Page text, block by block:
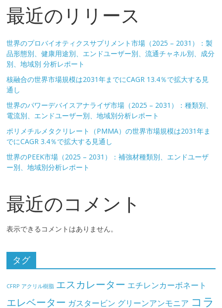
最近のリリース
世界のプロバイオティクスサプリメント市場（2025 – 2031）：製
品形態別、健康用途別、エンドユーザー別、流通チャネル別、成分
別、地域別 分析レポート
核融合の世界市場規模は2031年までにCAGR 13.4％で拡大する見
通し
世界のパワーデバイスアナライザ市場（2025 – 2031）：種類別、
電流別、エンドユーザー別、地域別分析レポート
ポリメチルメタクリレート（PMMA）の世界市場規模は2031年ま
でにCAGR 3.4％で拡大する見通し
世界のPEEK市場（2025 – 2031）：補強材種類別、エンドユーザ
ー別、地域別分析レポート
最近のコメント
表示できるコメントはありません。
タグ
CFRP アクリル樹脂 エスカレーター エチレンカーボネート
エレベーター ガスタービン グリーンアンモニア コラ